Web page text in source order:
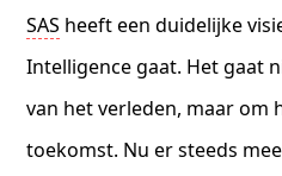
SAS heeft een duidelijke
Intelligence gaat. Het gaat
van het verleden, maar om
toekomst. Nu er steeds